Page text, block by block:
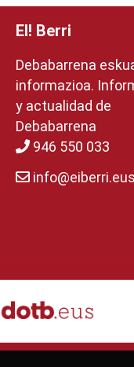
EI! Berri
Debabarrena
informazioa.
y actualidad de
Debabarrena
946 550 033
info@eiberri.eus